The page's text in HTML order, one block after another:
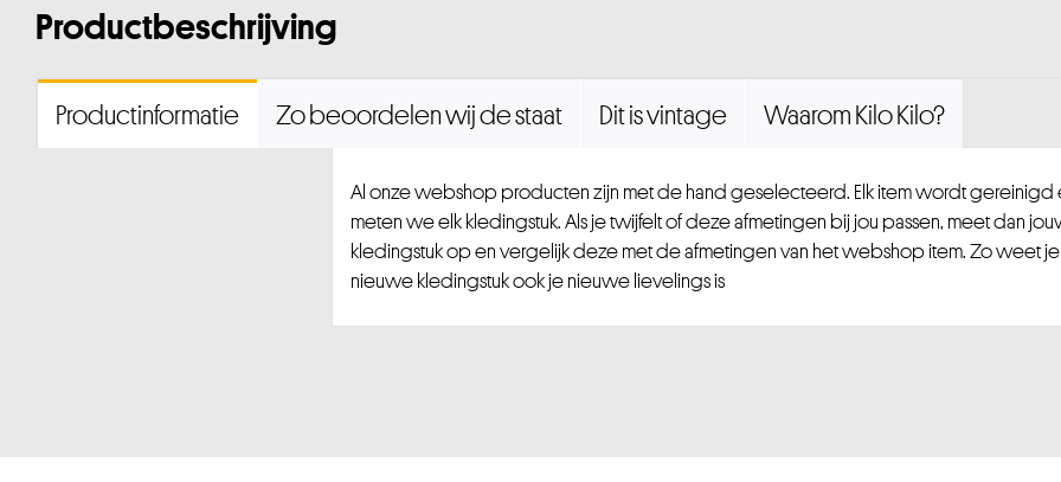
Productbeschrijving
Productinformatie Zo beoordelen wij de staat Dit is vintage Waarom Kilo Kilo?
Al onze webshop producten zijn met de hand geselecteerd. Elk item wordt gereinigd
meten we elk kledingstuk. Als je twijfelt of deze afmetingen bij jou passen, meet dan
kledingstuk op en vergelijk deze met de afmetingen van het webshop item. Zo weet
nieuwe kledingstuk ook je nieuwe lievelings is